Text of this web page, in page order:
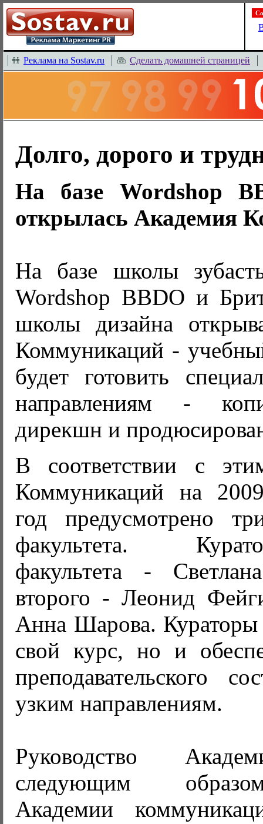
Реклама на Sostav.ru Сделать домашней страницей
Долго, дорого и
На базе Wordshop
открылась Академия
На базе школы
Wordshop BBDO и
школы дизайна
Коммуникаций -
будет готовить
направлениям -
дирекшн и
В соответствии с
Коммуникаций на
год предусмотрено
факультета.
факультета -
второго - Леонид
Анна Шарова. Кураторы
свой курс, но и
преподавательского
узким направлениям.
Руководство
следующим
Академии